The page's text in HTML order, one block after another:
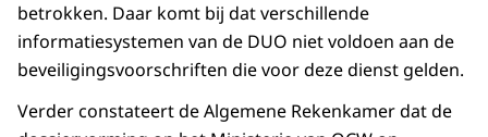
betrokken. Daar komt bij dat verschillende
informatiesystemen van de DUO niet voldoen aan de
beveiligingsvoorschriften die voor deze dienst gelden.
Verder constateert de Algemene Rekenkamer dat de